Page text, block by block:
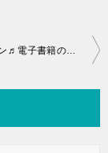
意外とカンタン♬電子書籍の出版「難しいと思ってたんでしょ！そんなコトないですヨ